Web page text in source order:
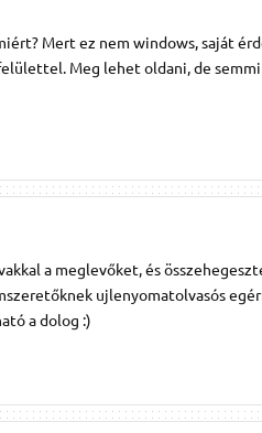
Mert ez nem windows, saját
Meg lehet oldani, de
a meglevőket, és
ujlenyomatolvasós
a dolog :)